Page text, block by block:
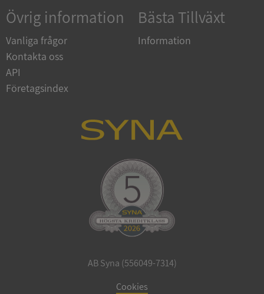
Övrig information
Vanliga frågor
Kontakta oss
API
Företagsindex
Bästa Tillväxt
Information
AB Syna (556049-7314)
Cookies
VISITOR_PRIVACY_METADATA
ASP.NET_SessionId
Microsoft
Corporation
de.syna.se
Google